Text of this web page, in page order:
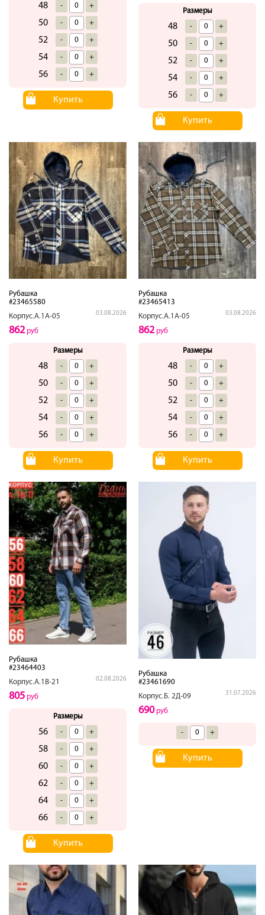
48 - +
50 - +
52 - +
54 - +
56 - +
Купить
Размеры
48 - +
50 - +
52 - +
54 - +
56 - +
Купить
Рубашка
#23465580
Корпус.А.1А-05
03.08.2026
862руб
Размеры
48 - +
50 - +
52 - +
54 - +
56 - +
Купить
Рубашка
#23465413
Корпус.А.1А-05
03.08.2026
862руб
Размеры
48 - +
50 - +
52 - +
54 - +
56 - +
Купить
Рубашка
#23464403
Корпус.А.1В-21
02.08.2026
805 руб
Размеры
56 - +
58 - +
60 - +
62 - +
64 - +
66 - +
Купить
Рубашка
#23461690
Корпус.Б. 2Д-09
31.07.2026
690руб
- +
Купить